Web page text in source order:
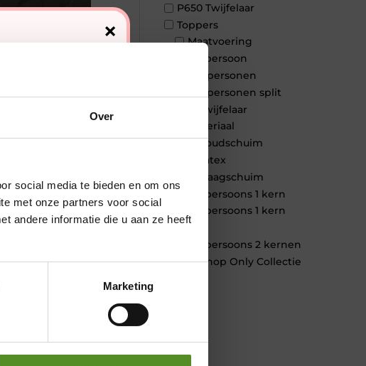
Over
social media te bieden en om ons
met onze partners voor social
andere informatie die u aan ze heeft
Marketing
P650 Twijfelaar
Toppers
Maatvoering
1 persoon
2 personen
2 personen split
Twijfelaar
Materiaal
Koudschuim
Latex
Traagschuim
Tweepersoons 1 kern
Tweepersoons 1 kern
product
Tweepersoons 2 kernen
Webshop Only Collectie
×